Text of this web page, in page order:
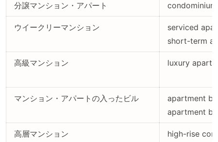
分譲マンション・アパート
ウイークリーマンション
serviced
short-term
高級マンション luxury
マンション・アパートの入ったビル
apartment
apartment
高層マンション
high-rise